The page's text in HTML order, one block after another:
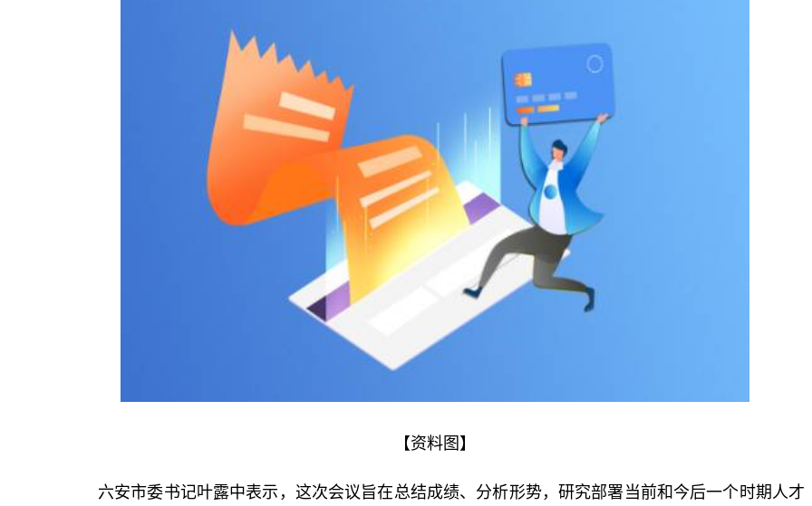
【资料图】
六安市委书记叶露中表示，这次会议旨在总结成绩、分析形势，研究部署当前和今后一个时期人才